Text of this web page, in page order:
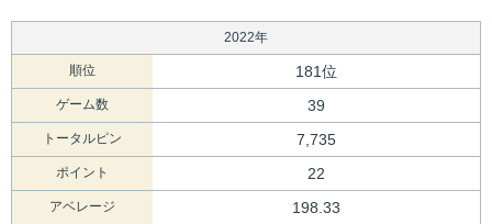
2022年
順位 181位
ゲーム数 39
トータルピン 7,735
ポイント 22
アベレージ 198.33